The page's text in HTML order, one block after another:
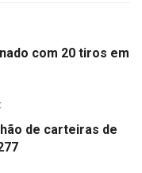
com 20 tiros em
de carteiras de